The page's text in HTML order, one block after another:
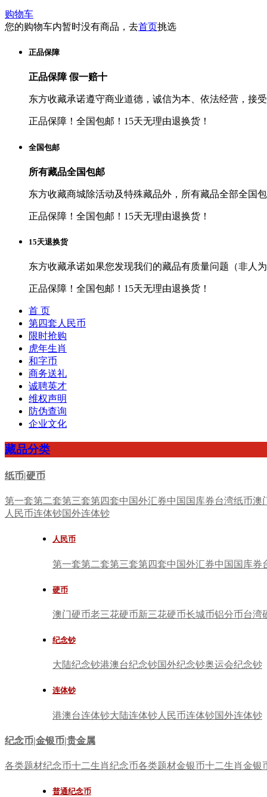
购物车
您的购物车内暂时没有商品，去首页挑选
正品保障
正品保障 假一赔十
东方收藏承诺遵守商业道德，诚信为本、依法经营，接
正品保障！全国包邮！15天无理由退换货！
全国包邮
所有藏品全国包邮
东方收藏商城除活动及特殊藏品外，所有藏品全部全国
正品保障！全国包邮！15天无理由退换货！
15天退换货
东方收藏承诺如果您发现我们的藏品有质量问题（非人
正品保障！全国包邮！15天无理由退换货！
首 页
第四套人民币
限时抢购
虎年生肖
和字币
商务送礼
诚聘英才
维权声明
防伪查询
企业文化
藏品分类
纸币|硬币
第一套第二套第三套第四套中国外汇券中国国库券台湾纸币澳
人民币连体钞国外连体钞
人民币
第一套第二套第三套第四套中国外汇券中国国库券
硬币
澳门硬币老三花硬币新三花硬币长城币铝分币台湾
纪念钞
大陆纪念钞港澳台纪念钞国外纪念钞奥运会纪念钞
连体钞
港澳台连体钞大陆连体钞 人民币连体钞国外连体钞
纪念币|金银币|贵金属
各类题材纪念币十二生肖纪念币各类题材金银币十二生肖金银
普通纪念币